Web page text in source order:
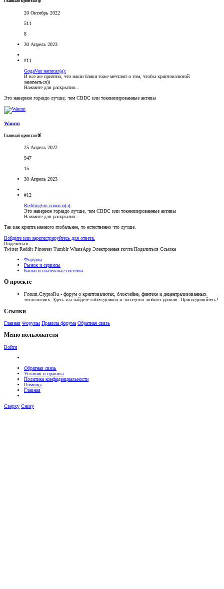
20 Октябрь 2022
511
8
30 Апрель 2023
#11
GogaVan написал(а):
И все же приятно, что наши банки тоже мечтают о том, чтобы криптовалютой
заниматься))
Нажмите для раскрытия...
Это наверное гораздо лучше, чем CBDC или токенизированные активы
Waunn
Главный криптан🥈
25 Апрель 2022
947
15
30 Апрель 2023
#12
Reddington написал(а):
Это наверное гораздо лучше, чем CBDC или токенизированные активы
Нажмите для раскрытия...
Так как крипта намного глобальнее, то естественно что лучше.
Войдите или зарегистрируйтесь для ответа.
Поделиться:
Twitter Reddit Pinterest Tumblr WhatsApp Электронная почта Поделиться Ссылка
Форумы
Рынок и сервисы
Банки и платежные системы
О проекте
Forum.CryptoRu - форум о криптовалютах, блокчейне, финтехе и децентрализованных
технологиях. Здесь вы найдете собеседников и экспертов любого уровня. Присоединяйтесь!
Ссылки
Главная Форумы Правила форума Обратная связь
Меню пользователя
Войти
Обратная связь
Условия и правила
Политика конфиденциальности
Помощь
Главная
Сверху Снизу